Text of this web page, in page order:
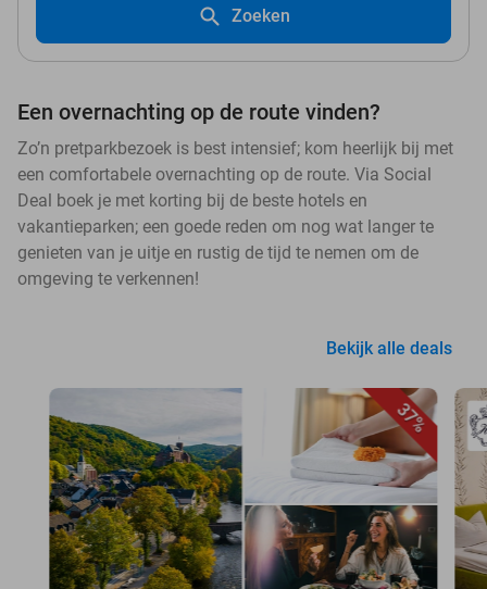
Zoeken
Een overnachting op de route vinden?
Zo’n pretparkbezoek is best intensief; kom heerlijk bij met
een comfortabele overnachting op de route. Via Social
Deal boek je met korting bij de beste hotels en
vakantieparken; een goede reden om nog wat langer te
genieten van je uitje en rustig de tijd te nemen om de
omgeving te verkennen!
Bekijk alle deals
37%